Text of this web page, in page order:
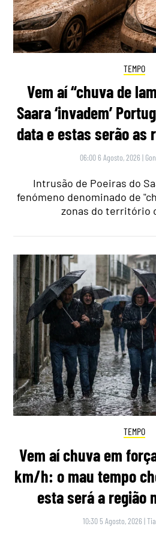
TEMPO
Vem aí “chuva de
Saara ‘invadem’
data e estas serão as
06:00 6 Agosto, 2026 |
Intrusão de Poeiras do
fenómeno denominado de
zonas do território
TEMPO
Vem aí chuva em
km/h: o mau tempo
esta será a região
10:30 5 Agosto, 2026 |